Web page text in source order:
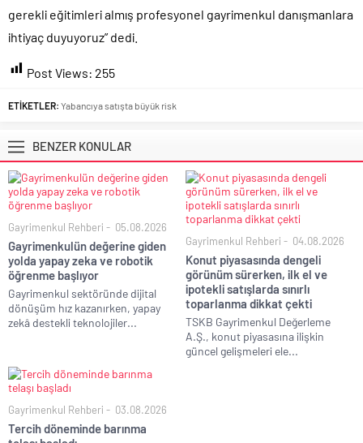
gerekli eğitimleri almış profesyonel gayrimenkul danışmanlara
ihtiyaç duyuyoruz” dedi.
Post Views: 255
ETİKETLER: Yabancıya satışta büyük risk
BENZER KONULAR
Gayrimenkul Rehberi 05.08.2026
Gayrimenkulün değerine giden
yolda yapay zeka ve robotik
öğrenme başlıyor
Gayrimenkul sektöründe dijital
dönüşüm hız kazanırken, yapay
zekâ destekli teknolojiler...
Gayrimenkul Rehberi 04.08.2026
Konut piyasasında dengeli
görünüm sürerken, ilk el ve
ipotekli satışlarda sınırlı
toparlanma dikkat çekti
TSKB Gayrimenkul Değerleme
A.Ş., konut piyasasına ilişkin
güncel gelişmeleri ele...
Gayrimenkul Rehberi 03.08.2026
Tercih döneminde barınma